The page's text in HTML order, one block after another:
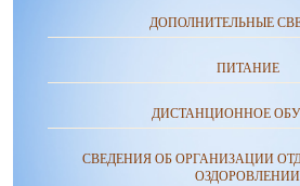
ДОПОЛНИТЕЛЬНЫЕ
ПИТАНИЕ
ДИСТАНЦИОННОЕ
СВЕДЕНИЯ ОБ ОРГАНИЗАЦИИ
ОЗДОРОВЛЕНИИ